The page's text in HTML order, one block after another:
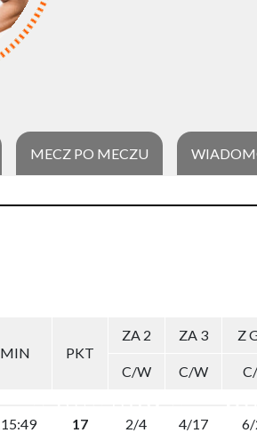
MECZ PO MECZU
MIN PKT
ZA 2 ZA 3 Z
C/W
C/W
17 2/4 4/17 6/